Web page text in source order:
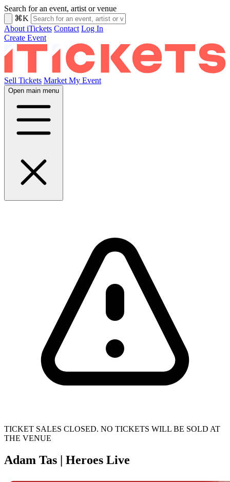
Search for an event, artist or venue
⌘K
About iTickets Contact Log In
Create Event
Sell Tickets Market My Event
Open main menu
TICKET SALES CLOSED. NO TICKETS WILL BE SOLD AT
THE VENUE
Adam Tas | Heroes Live